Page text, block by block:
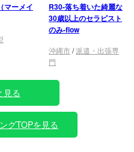
マーメイ
R30-落ち着いた綺麗な
30歳以上のセラピスト
のみ-flow
沖縄市/派遣・出張専
門
見る
グTOPを見る